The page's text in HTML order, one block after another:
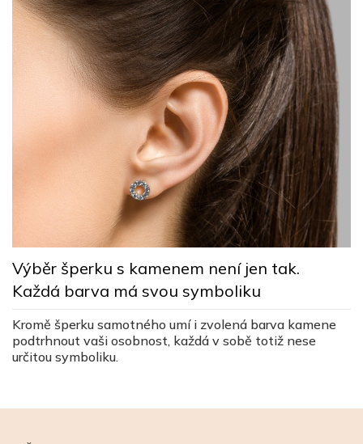
Výběr šperku s kamenem není jen tak.
Každá barva má svou symboliku
Kromě šperku samotného umí i zvolená barva kamene
podtrhnout vaši osobnost, každá v sobě totiž nese
určitou symboliku.